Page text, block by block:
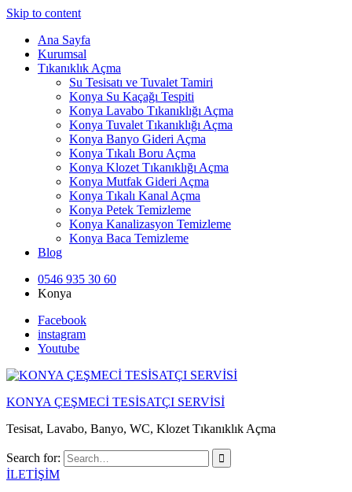
Skip to content
Ana Sayfa
Kurumsal
Tıkanıklık Açma
Su Tesisatı ve Tuvalet Tamiri
Konya Su Kaçağı Tespiti
Konya Lavabo Tıkanıklığı Açma
Konya Tuvalet Tıkanıklığı Açma
Konya Banyo Gideri Açma
Konya Tıkalı Boru Açma
Konya Klozet Tıkanıklığı Açma
Konya Mutfak Gideri Açma
Konya Tıkalı Kanal Açma
Konya Petek Temizleme
Konya Kanalizasyon Temizleme
Konya Baca Temizleme
Blog
0546 935 30 60
Konya
Facebook
instagram
Youtube
KONYA ÇEŞMECİ TESİSATÇI SERVİSİ
Tesisat, Lavabo, Banyo, WC, Klozet Tıkanıklık Açma
Search for:
İLETİŞİM